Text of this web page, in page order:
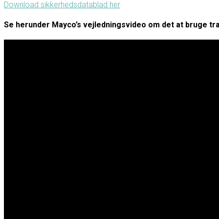
Download sikkerhedsdatablad her
Se herunder Mayco’s vejledningsvideo om det at bruge